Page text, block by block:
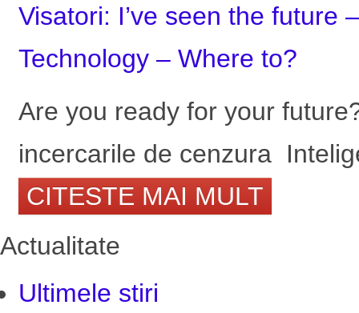
Visatori: I’ve seen the future
Technology – Where to?
Are you ready for your
incercarile de cenzura
CITESTE MAI MULT
Actualitate
Ultimele stiri